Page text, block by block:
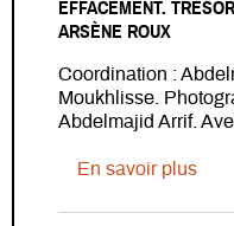
EFFACEMENT.
ARSÈNE ROUX
Coordination :
Moukhlisse.
Abdelmajid Arrif.
En savoir plussur